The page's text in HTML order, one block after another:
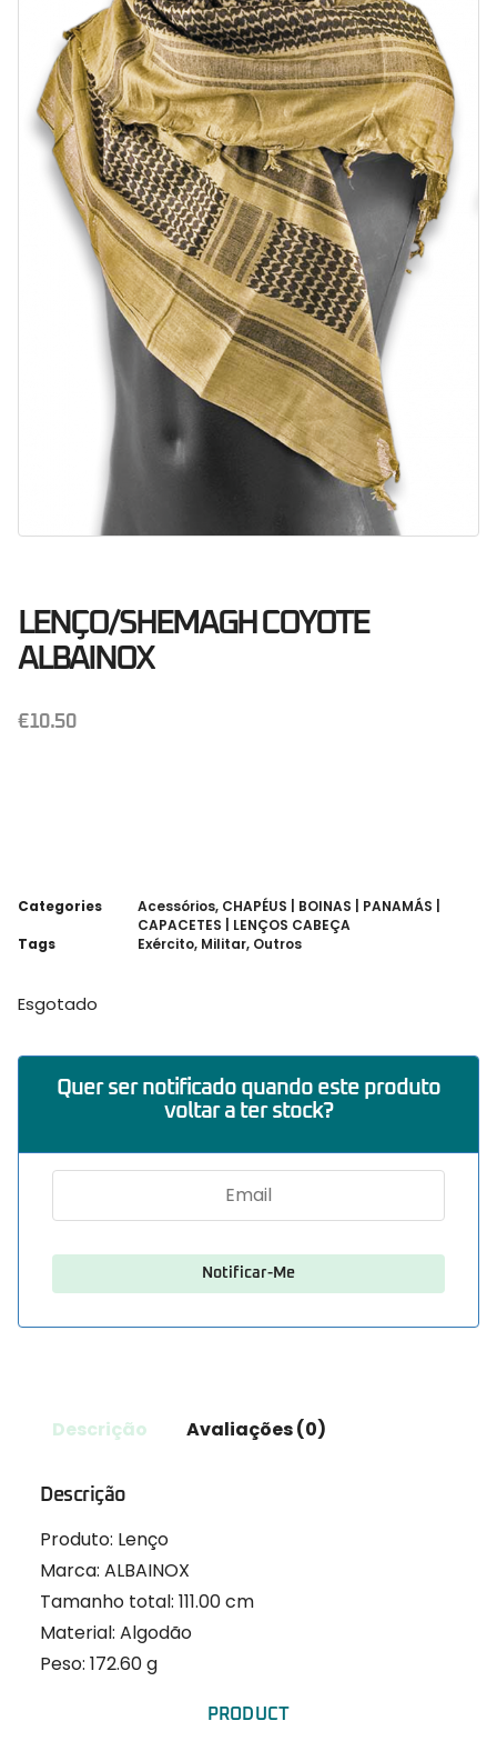
LENÇO/SHEMAGH COYOTE
ALBAINOX
€10.50
Categories Acessórios, CHAPÉUS | BOINAS | PANAMÁS |
CAPACETES | LENÇOS CABEÇA
Tags
Exército, Militar, Outros
Esgotado
Quer ser notificado quando este produto
voltar a ter stock?
Descrição Avaliações (0)
Descrição
Produto: Lenço
Marca: ALBAINOX
Tamanho total: 111.00 cm
Material: Algodão
Peso: 172.60 g
PRODUCT